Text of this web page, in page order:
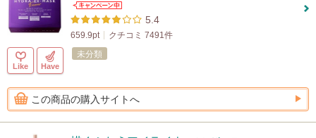
5.4
659.9pt クチコミ 7491件
Like Have
未分類
この商品の購入サイトへ